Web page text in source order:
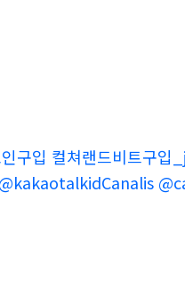
구입 컬쳐랜드비트구입
@kakaotalkidCanalis